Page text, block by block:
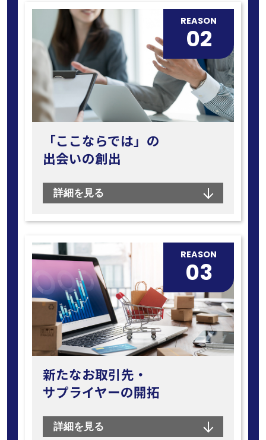
REASON
02
「ここならでは」の
出会いの創出
詳細を見る
REASON
03
新たなお取引先・
サプライヤーの開拓
詳細を見る